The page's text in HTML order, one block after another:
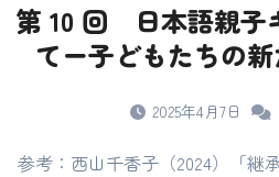
第 10 回 日本語親子
てー子どもたちの
2025年4月7日
参考：西山千香子（2024）「継承語の支援とキャンプの可